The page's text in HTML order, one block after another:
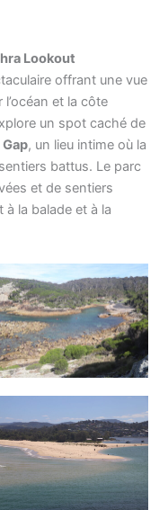
Lookout
offrant une vue
et la côte
un spot caché de
, un lieu intime où la
battus. Le parc
et de sentiers
à la balade et à la